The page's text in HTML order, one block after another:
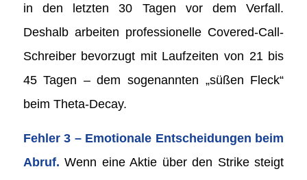
in den letzten 30 Tagen vor dem Verfall.
Deshalb arbeiten professionelle Covered-Call-
Schreiber bevorzugt mit Laufzeiten von 21 bis
45 Tagen – dem sogenannten „süßen Fleck“
beim Theta-Decay.
Fehler 3 – Emotionale Entscheidungen beim
Abruf. Wenn eine Aktie über den Strike steigt